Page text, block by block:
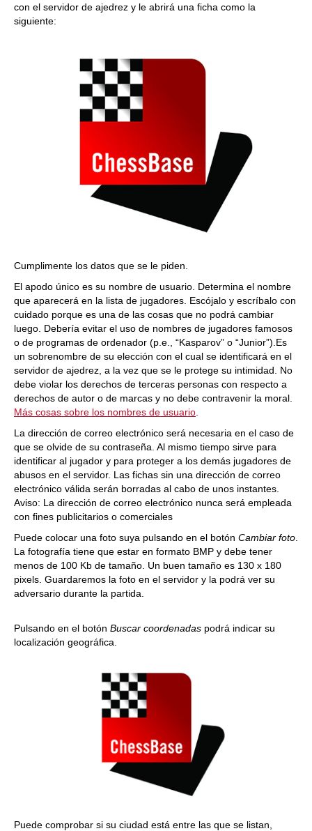
con el servidor de ajedrez y le abrirá una ficha como la
siguiente:
Cumplimente los datos que se le piden.
El apodo único es su nombre de usuario. Determina el nombre
que aparecerá en la lista de jugadores. Escójalo y escríbalo con
cuidado porque es una de las cosas que no podrá cambiar
luego. Debería evitar el uso de nombres de jugadores famosos
o de programas de ordenador (p.e., “Kasparov” o “Junior”).Es
un sobrenombre de su elección con el cual se identificará en el
servidor de ajedrez, a la vez que se le protege su intimidad. No
debe violar los derechos de terceras personas con respecto a
derechos de autor o de marcas y no debe contravenir la moral.
Más cosas sobre los nombres de usuario
La dirección de correo electrónico será necesaria en el caso de
que se olvide de su contraseña. Al mismo tiempo sirve para
identificar al jugador y para proteger a los demás jugadores de
abusos en el servidor. Las fichas sin una dirección de correo
electrónico válida serán borradas al cabo de unos instantes.
Aviso: La dirección de correo electrónico nunca será empleada
con fines publicitarios o comerciales
Puede colocar una foto suya pulsando en el botón Cambiar foto
La fotografía tiene que estar en formato BMP y debe tener
menos de 100 Kb de tamaño. Un buen tamaño es 130 x 180
pixels. Guardaremos la foto en el servidor y la podrá ver su
adversario durante la partida.
Pulsando en el botón Buscar coordenadas podrá indicar su
localización geográfica.
Puede comprobar si su ciudad está entre las que se listan,